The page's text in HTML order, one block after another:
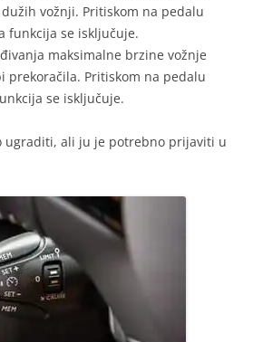
vožnji. Pritiskom na pedalu
funkcija se isključuje.
maksimalne brzine vožnje
prekoračila. Pritiskom na pedalu
se isključuje.
ugraditi, ali ju je potrebno prijaviti u